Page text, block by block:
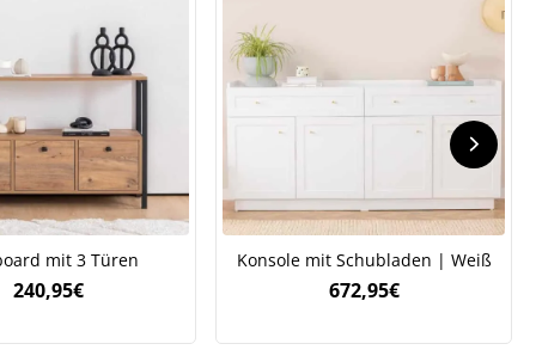
mit 3 Türen
240,95€
Konsole mit Schubladen | Weiß
672,95€